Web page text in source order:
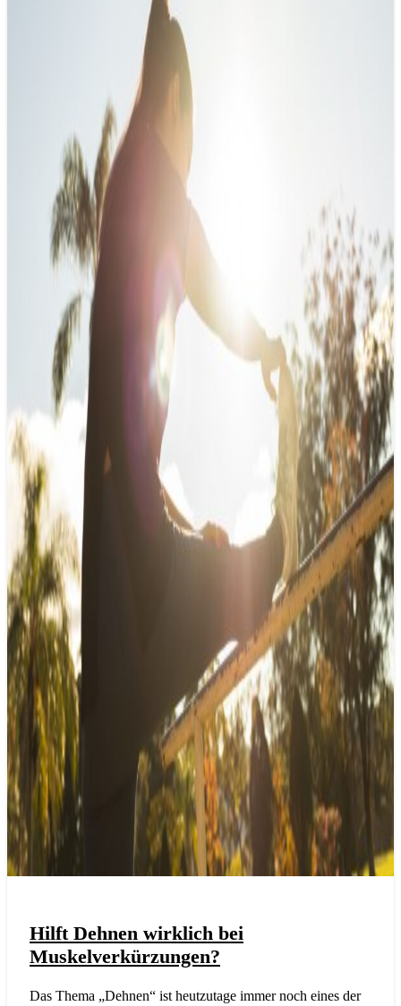
Hilft Dehnen wirklich bei
Muskelverkürzungen?
Das Thema „Dehnen“ ist heutzutage immer noch eines der